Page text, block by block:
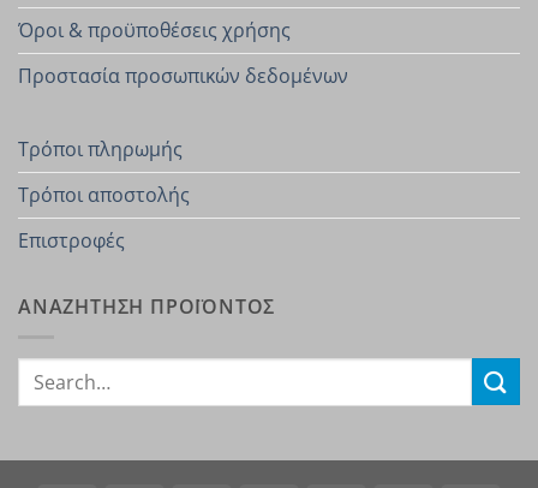
Όροι & προϋποθέσεις χρήσης
Προστασία προσωπικών δεδομένων
Τρόποι πληρωμής
Τρόποι αποστολής
Επιστροφές
ΑΝΑΖΗΤΗΣΗ ΠΡΟΪΟΝΤΟΣ
Search